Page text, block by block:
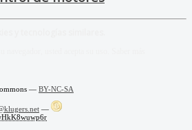
— BY-NC-SA
—